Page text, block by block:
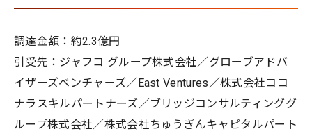
調達金額：約2.3億円
引受先：ジャフコ グループ株式会社／グローブアドバ
イザーズベンチャーズ／East Ventures／株式会社ココ
ナラスキルパートナーズ／ブリッジコンサルティンググ
ループ株式会社／株式会社ちゅうぎんキャピタルパート